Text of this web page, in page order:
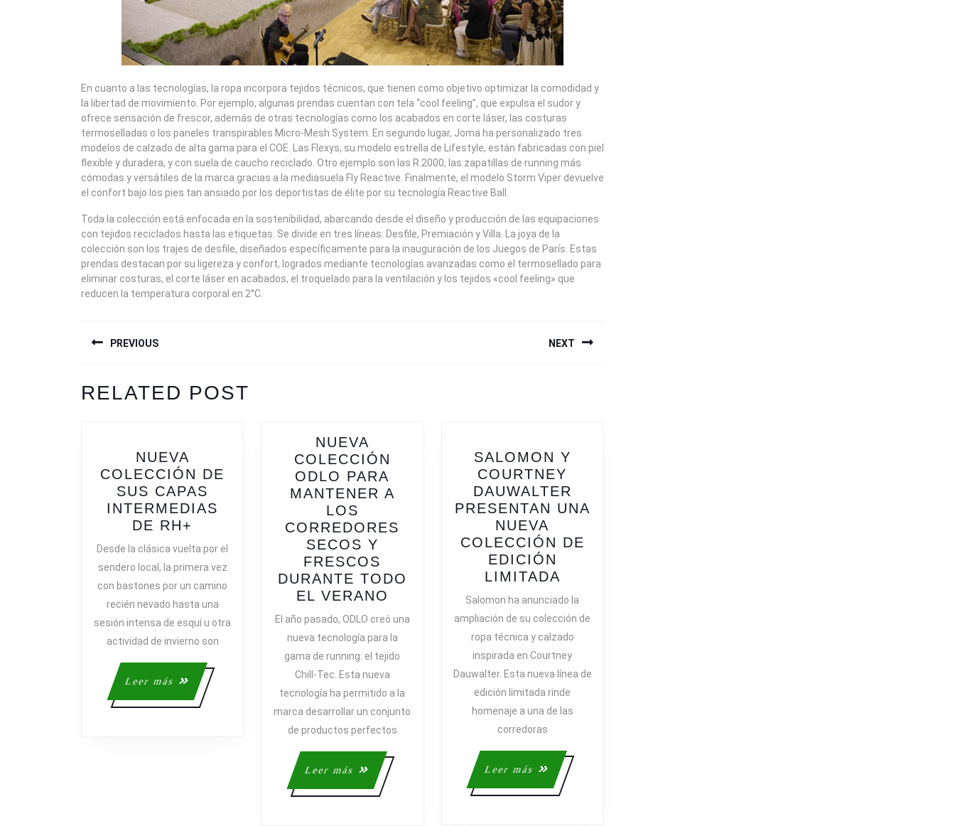
En cuanto a las tecnologías, la ropa incorpora tejidos técnicos, que tienen como objetivo optimizar la comodidad y
la libertad de movimiento. Por ejemplo, algunas prendas cuentan con tela “cool feeling”, que expulsa el sudor y
ofrece sensación de frescor, además de otras tecnologías como los acabados en corte láser, las costuras
termoselladas o los paneles transpirables Micro-Mesh System. En segundo lugar, Joma ha personalizado tres
modelos de calzado de alta gama para el COE. Las Flexys, su modelo estrella de Lifestyle, están fabricadas con piel
flexible y duradera, y con suela de caucho reciclado. Otro ejemplo son las R.2000, las zapatillas de running más
cómodas y versátiles de la marca gracias a la mediasuela Fly Reactive. Finalmente, el modelo Storm Viper devuelve
el confort bajo los pies tan ansiado por los deportistas de élite por su tecnología Reactive Ball.
Toda la colección está enfocada en la sostenibilidad, abarcando desde el diseño y producción de las equipaciones
con tejidos reciclados hasta las etiquetas. Se divide en tres líneas: Desfile, Premiación y Villa. La joya de la
colección son los trajes de desfile, diseñados específicamente para la inauguración de los Juegos de París. Estas
prendas destacan por su ligereza y confort, logrados mediante tecnologías avanzadas como el termosellado para
eliminar costuras, el corte láser en acabados, el troquelado para la ventilación y los tejidos «cool feeling» que
reducen la temperatura corporal en 2°C.
DE
ENTRADAS
PREVIOUS
post:
NEXT
RELATED POST
NUEVA
COLECCIÓN DE
SUS CAPAS
INTERMEDIAS
DE RH+
COLECCIÓN
DE
SUS
CAPAS
INTERMEDIAS
DE
RH+
Desde la clásica vuelta por el
sendero local, la primera vez
con bastones por un camino
recién nevado hasta una
sesión intensa de esquí u otra
actividad de invierno son
Leer más
Leer
más
NUEVA
COLECCIÓN
ODLO PARA
MANTENER A
LOS
CORREDORES
SECOS Y
FRESCOS
DURANTE TODO
EL VERANO
COLECCIÓN
PARA
MANTENER
A
LOS
CORREDORES
SECOS
FRESCOS
El año pasado, ODLO creó una
nueva tecnología para la
gama de running: el tejido
Chill-Tec. Esta nueva
tecnología ha permitido a la
marca desarrollar un conjunto
de productos perfectos
Leer más
Leer
más
SALOMON Y
COURTNEY
DAUWALTER
PRESENTAN UNA
NUEVA
COLECCIÓN DE
EDICIÓN
LIMITADA
Y
DAUWALTER
PRESENTAN
UNA
NUEVA
COLECCIÓN
DE
Salomon ha anunciado la
ampliación de su colección de
ropa técnica y calzado
inspirada en Courtney
Dauwalter. Esta nueva línea de
edición limitada rinde
homenaje a una de las
corredoras
Leer más
Leer
más